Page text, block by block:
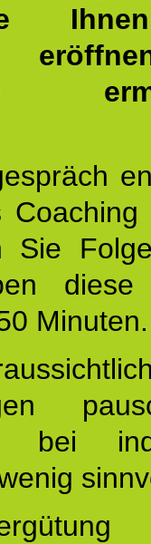
Sie
diese
Minuten.
bei